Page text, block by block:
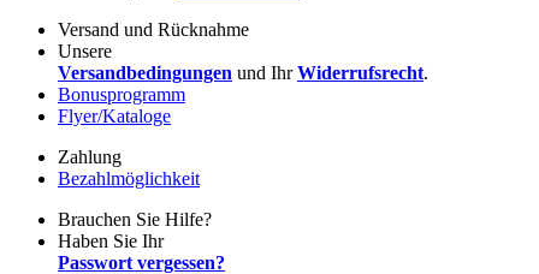
Versand und Rücknahme
Unsere
Versandbedingungen und IhrWiderrufsrecht.
Bonusprogramm
Flyer/Kataloge
Zahlung
Bezahlmöglichkeit
Brauchen Sie Hilfe?
Haben Sie Ihr
Passwort vergessen?